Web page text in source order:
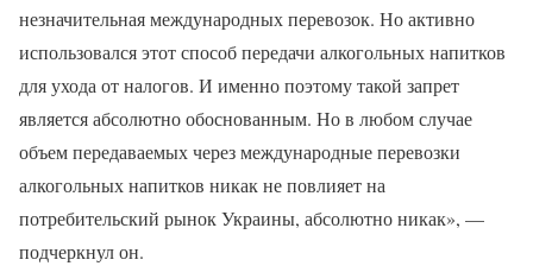
незначительная международных перевозок. Но активно
использовался этот способ передачи алкогольных напитков
для ухода от налогов. И именно поэтому такой запрет
является абсолютно обоснованным. Но в любом случае
объем передаваемых через международные перевозки
алкогольных напитков никак не повлияет на
потребительский рынок Украины, абсолютно никак», —
подчеркнул он.